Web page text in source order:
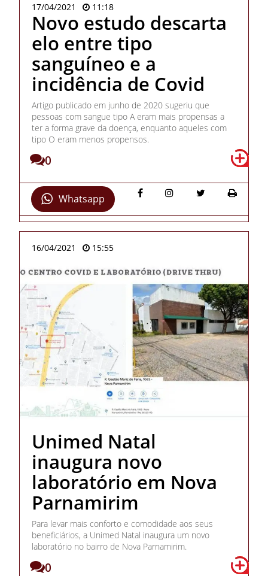
17/04/2021 11:18
Novo estudo descarta
elo entre tipo
sanguíneo e a
incidência de Covid
Artigo publicado em junho de 2020 sugeriu que
pessoas com sangue tipo A eram mais propensas a
ter a forma grave da doença, enquanto aqueles com
tipo O eram menos propensos.
0
Whatsapp
16/04/2021 15:55
Unimed Natal
inaugura novo
laboratório em Nova
Parnamirim
Para levar mais conforto e comodidade aos seus
beneficiários, a Unimed Natal inaugura um novo
laboratório no bairro de Nova Parnamirim.
0